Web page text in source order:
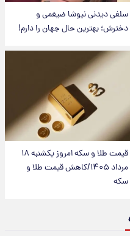
سلفی دیدنی نیوشا ضیغمی و
دخترش؛ بهترین حال جهان را دارم!
قیمت طلا و سکه امروز یکشنبه ۱۸
مرداد ۱۴۰۵/کاهش قیمت طلا و
سکه